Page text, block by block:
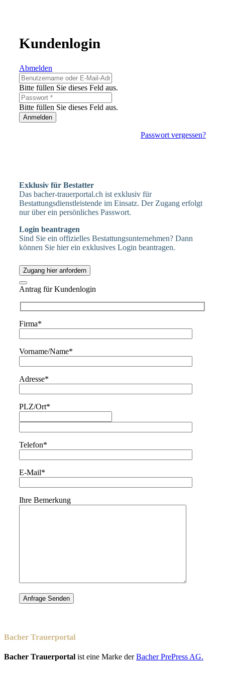
Kundenlogin
Abmelden
Bitte füllen Sie dieses Feld aus.
Bitte füllen Sie dieses Feld aus.
Anmelden
Passwort vergessen?
Exklusiv für Bestatter
Das bacher-trauerportal.ch ist exklusiv für
Bestattungsdienstleistende im Einsatz. Der Zugang erfolgt
nur über ein persönliches Passwort.
Login beantragen
Sind Sie ein offizielles Bestattungsunternehmen? Dann
können Sie hier ein exklusives Login beantragen.
Zugang hier anfordern
Antrag für Kundenlogin
Firma*
Vorname/Name*
Adresse*
PLZ/Ort*
Telefon*
E-Mail*
Ihre Bemerkung
Bacher Trauerportal
Bacher Trauerportal ist eine Marke derBacher PrePress AG.